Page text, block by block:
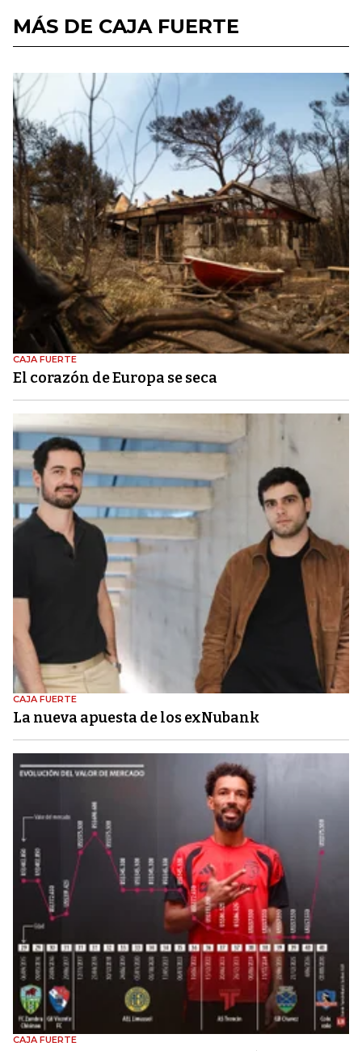
MÁS DE CAJA FUERTE
CAJA FUERTE
El corazón de Europa se seca
CAJA FUERTE
La nueva apuesta de los exNubank
CAJA FUERTE